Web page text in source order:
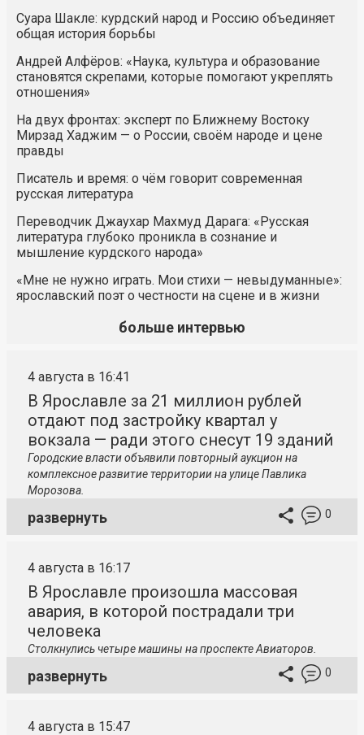
Суара Шакле: курдский народ и Россию объединяет
общая история борьбы
Андрей Алфёров: «Наука, культура и образование
становятся скрепами, которые помогают укреплять
отношения»
На двух фронтах: эксперт по Ближнему Востоку
Мирзад Хаджим — о России, своём народе и цене
правды
Писатель и время: о чём говорит современная
русская литература
Переводчик Джаухар Махмуд Дарага: «Русская
литература глубоко проникла в сознание и
мышление курдского народа»
«Мне не нужно играть. Мои стихи — невыдуманные»:
ярославский поэт о честности на сцене и в жизни
больше интервью
4 августа в 16:41
В Ярославле за 21 миллион рублей
отдают под застройку квартал у
вокзала — ради этого снесут 19 зданий
Городские власти объявили повторный аукцион на
комплексное развитие территории на улице Павлика
Морозова.
развернуть 0
4 августа в 16:17
В Ярославле произошла массовая
авария, в которой пострадали три
человека
Столкнулись четыре машины на проспекте Авиаторов.
развернуть 0
4 августа в 15:47